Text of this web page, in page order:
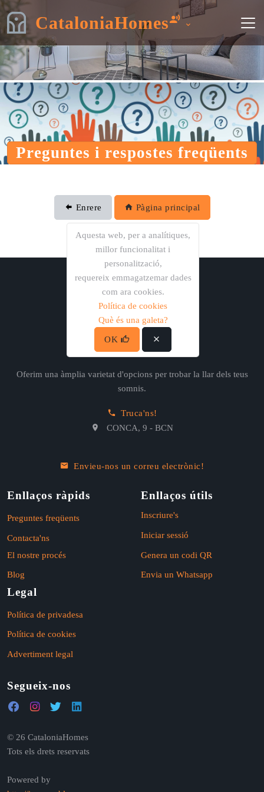
CataloniaHomes
Preguntes i respostes freqüents
Enrere Pàgina principal
CataloniaHomes
Oferim una àmplia varietat d'opcions per trobar la llar dels teus
somnis.
Truca'ns!
CONCA, 9 - BCN
Envieu-nos un correu electrònic!
Enllaços ràpids
Preguntes freqüents
Contacta'ns
El nostre procés
Blog
Enllaços útils
Inscriure's
Iniciar sessió
Genera un codi QR
Envia un Whatsapp
Legal
Política de privadesa
Política de cookies
Advertiment legal
Segueix-nos
© 26 CataloniaHomes
Tots els drets reservats
Powered by
Aquesta web, per a analítiques,
millor funcionalitat i
personalització,
requereix emmagatzemar dades
com ara cookies.
Política de cookies
Què és una galeta?
OK